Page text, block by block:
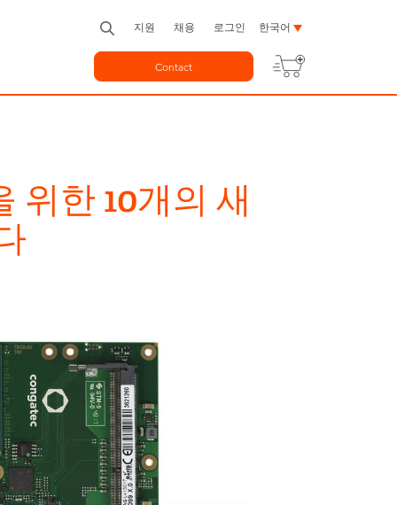
지원 채용 로그인 한국어
Contact
위한 10개의 새